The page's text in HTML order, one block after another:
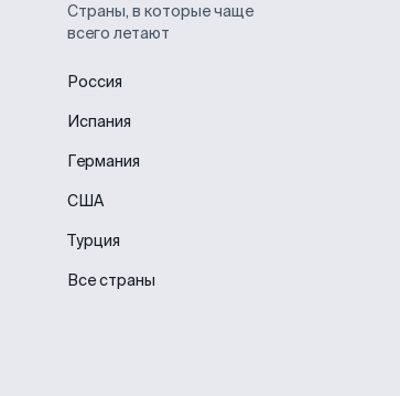
Страны, в которые чаще
всего летают
Россия
Испания
Германия
США
Турция
Все страны